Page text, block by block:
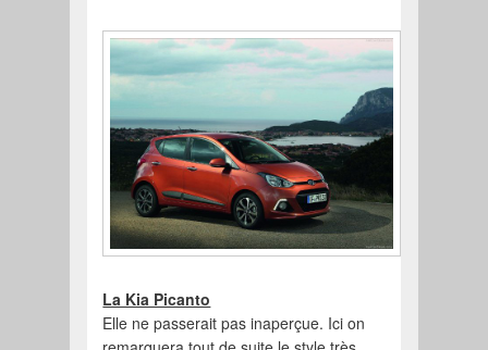
La Kia Picanto
Elle ne passerait pas inaperçue. Ici on